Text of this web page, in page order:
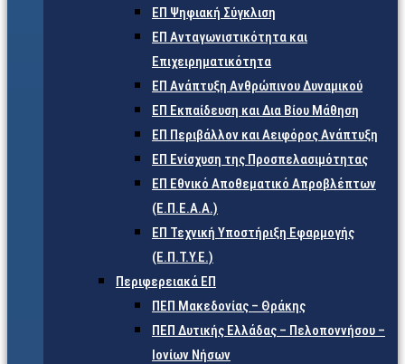
ΕΠ Ψηφιακή Σύγκλιση
ΕΠ Ανταγωνιστικότητα και
Επιχειρηματικότητα
ΕΠ Ανάπτυξη Ανθρώπινου Δυναμικού
ΕΠ Εκπαίδευση και Δια Βίου Μάθηση
ΕΠ Περιβάλλον και Αειφόρος Ανάπτυξη
ΕΠ Ενίσχυση της Προσπελασιμότητας
ΕΠ Εθνικό Αποθεματικό Απροβλέπτων
(Ε.Π.Ε.Α.Α.)
ΕΠ Τεχνική Υποστήριξη Εφαρμογής
(Ε.Π.Τ.Υ.Ε.)
Περιφερειακά ΕΠ
ΠΕΠ Μακεδονίας – Θράκης
ΠΕΠ Δυτικής Ελλάδας – Πελοποννήσου –
Ιονίων Νήσων